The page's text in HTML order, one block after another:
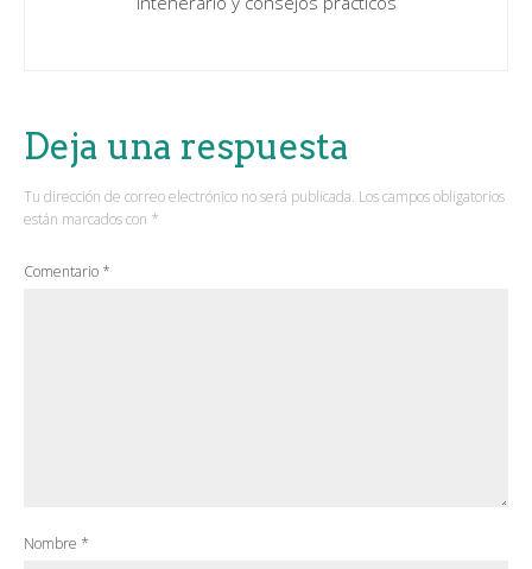
Deja una respuesta
Tu dirección de correo electrónico no será publicada. Los campos obligatorios
están marcados con *
Comentario *
Nombre *